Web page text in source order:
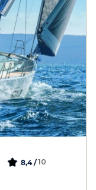
8,4 /10